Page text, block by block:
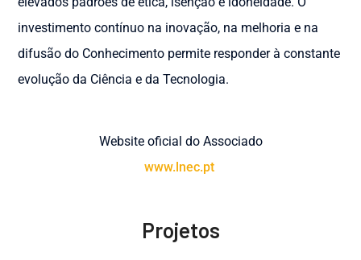
investimento contínuo na inovação, na melhoria e na
difusão do Conhecimento permite responder à constante
evolução da Ciência e da Tecnologia.
Website oficial do Associado
www.lnec.pt
Projetos